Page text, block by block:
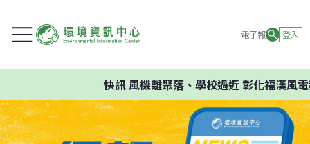
電子報 登入
快訊風機離聚落、學校過近 彰化福漢風電